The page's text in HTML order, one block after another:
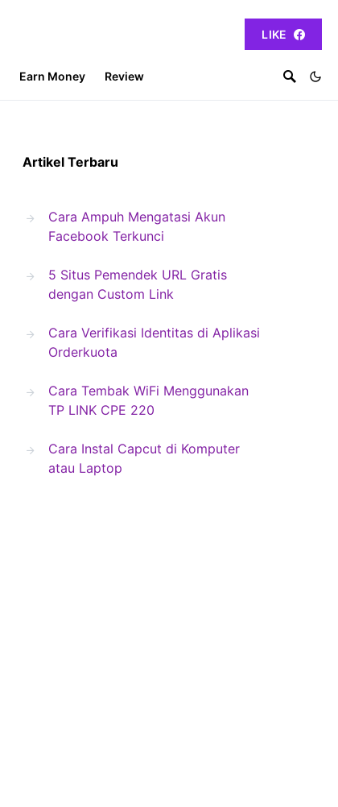
LIKE
Earn Money Review
Artikel Terbaru
Cara Ampuh Mengatasi Akun
Facebook Terkunci
5 Situs Pemendek URL Gratis
dengan Custom Link
Cara Verifikasi Identitas di Aplikasi
Orderkuota
Cara Tembak WiFi Menggunakan
TP LINK CPE 220
Cara Instal Capcut di Komputer
atau Laptop